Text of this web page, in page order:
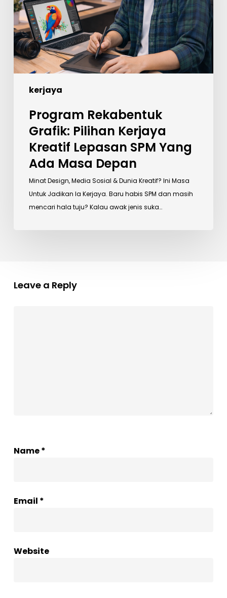
kerjaya
Kreatif
Lepasan
SPM
Yang
Ada
Depan
Program Rekabentuk
Grafik: Pilihan Kerjaya
Kreatif Lepasan SPM Yang
Ada Masa Depan
Minat Design, Media Sosial & Dunia Kreatif? Ini Masa
Untuk Jadikan Ia Kerjaya. Baru habis SPM dan masih
mencari hala tuju? Kalau awak jenis suka…
Leave a Reply
Name*
Email *
Website